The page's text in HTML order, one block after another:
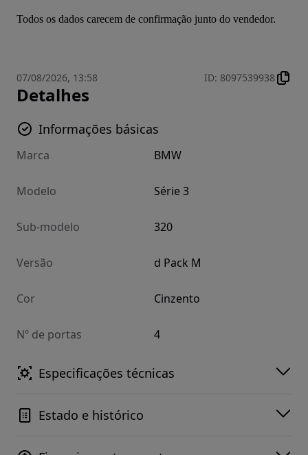
Todos os dados carecem de confirmação junto do vendedor.
07/08/2026, 13:58 ID: 8097539938
Detalhes
Informações básicas
Marca BMW
Modelo Série 3
Sub-modelo 320
Versão d Pack M
Cor Cinzento
Nº de portas 4
Especificações técnicas
Estado e histórico